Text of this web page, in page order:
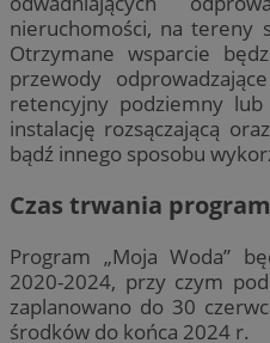
nieruchomości, na tereny
Otrzymane wsparcie
przewody
retencyjny podziemny
instalację rozsączającą
bądź innego sposobu
Czas trwania
Program „Moja Woda”
2020-2024, przy czym
zaplanowano do 30
środków do końca 2024 r.